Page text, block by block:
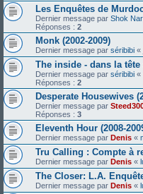
Les Enquêtes de
Dernier message par Shok Nar
Réponses : 2
Monk (2002-2009)
Dernier message par séribibi «
The inside - dans la tête
Dernier message par séribibi «
Réponses : 2
Desperate Housewives
Dernier message par
Réponses : 3
Eleventh Hour (2008-
Dernier message par Denis «
Tru Calling : Compte à
Dernier message par Denis «
The Closer: L.A.
Dernier message par Denis «